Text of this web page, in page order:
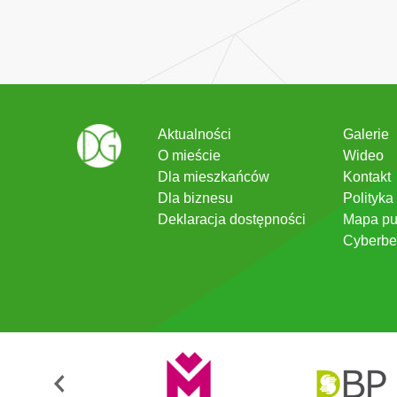
Aktualności
O mieście
Dla mieszkańców
Dla biznesu
Deklaracja dostępności
Galerie
Wideo
Kontakt
Mapa